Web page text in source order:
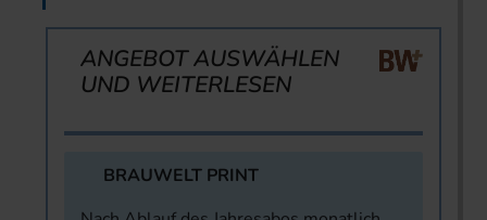
ANGEBOT AUSWÄHLEN
UND WEITERLESEN
BRAUWELT PRINT